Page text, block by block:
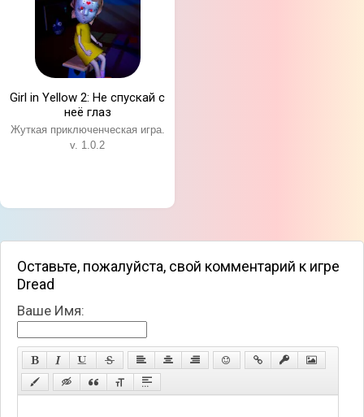
Girl in Yellow 2: Не спускай с
неё глаз
Жуткая приключенческая игра.
v. 1.0.2
Оставьте, пожалуйста, свой комментарий к игре
Dread
Ваше Имя: